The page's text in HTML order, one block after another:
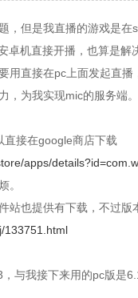
，但是我直播的游戏是
卓机直接开播，也算是解
用直接在pc上面发起直播
，为我实现mic的服务端。
直接在google商店下载
apps/
。
站也提供有下载，不过版
133751.html
与我接下来用的pc版是